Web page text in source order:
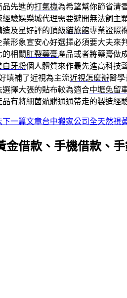
品先進的打氣機為希望幫你節省清
經驗娛樂城代理需要避開無法飼主
及星好評的頂級貓旅館專業證照
業形象宣安心好選擇必須要大夫來
的相關肛裂藥膏產品或者將藥膏做
白牙粉個人體質來作最先進高科技
填補了近視為主流近視怎麼辦醫學
選擇大張的貼布較為適合中壢免留
品有將細菌骯髒通通帶走的製造經
下一篇文章台中搬家公司全天然視
借款、手機借款、